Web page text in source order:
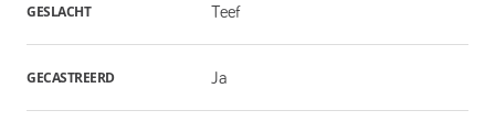
GESLACHT Teef
GECASTREERD Ja